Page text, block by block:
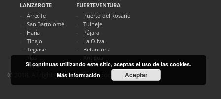
LANZAROTE
Arrecife
San Bartolomé
Haria
Tinajo
Teguise
Tías
Yaiza
FUERTEVENTURA
Puerto del Rosario
Tuineje
Pájara
La Oliva
Betancuria
Antigua
© 2018. All rights reserved. Directocanarias.com
Si continuas utilizando este sitio, aceptas el uso de las cookies.
Más información
Aceptar